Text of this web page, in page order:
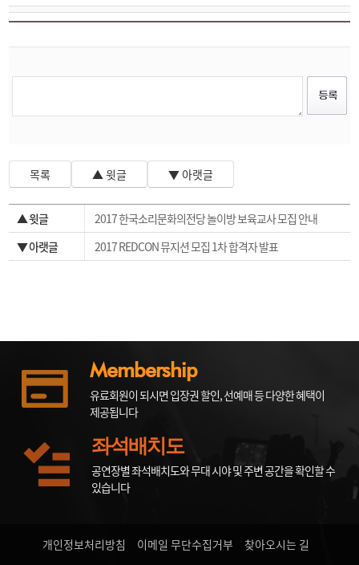
목록 ▲ 윗글 ▼ 아랫글
▲ 윗글
2017 한국소리문화의전당 놀이방 보육교사 모집 안내
▼ 아랫글
2017 REDCON 뮤지션 모집 1차 합격자 발표
Membership
유료회원이 되시면 입장권 할인, 선예매 등 다양한 혜택이
제공됩니다
좌석배치도
공연장별 좌석배치도와 무대 시야 및 주변 공간을 확인할 수
있습니다
개인정보처리방침 이메일 무단수집거부
찾아오시는 길